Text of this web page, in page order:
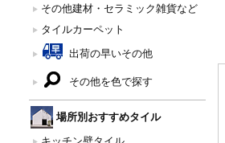
その他建材・セラミック雑貨など
タイルカーペット
出荷の早いその他
その他を色で探す
場所別おすすめタイル
キッチン壁タイル